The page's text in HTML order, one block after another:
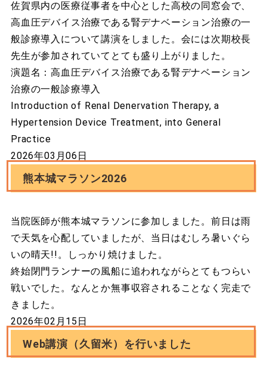
佐賀県内の医療従事者を中心とした高校の同窓会で、
高血圧デバイス治療である腎デナベーション治療の一
般診療導入について講演をしました。会には次期校長
先生が参加されていてとても盛り上がりました。
演題名：高血圧デバイス治療である腎デナベーション
治療の一般診療導入
Introduction of Renal Denervation Therapy, a
Hypertension Device Treatment, into General
Practice
2026年03月06日
熊本城マラソン2026
当院医師が熊本城マラソンに参加しました。前日は雨
で天気を心配していましたが、当日はむしろ暑いぐら
いの晴天!!。しっかり焼けました。
終始閉門ランナーの風船に追われながらとてもつらい
戦いでした。なんとか無事収容されることなく完走で
きました。
2026年02月15日
Web講演（久留米）を行いました